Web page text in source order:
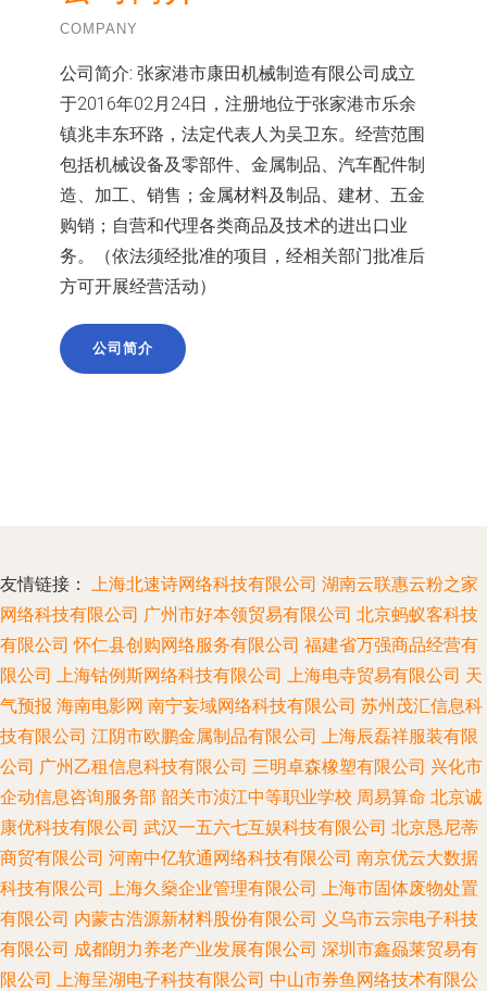
COMPANY
公司简介: 张家港市康田机械制造有限公司成立
于2016年02月24日，注册地位于张家港市乐余
镇兆丰东环路，法定代表人为吴卫东。经营范围
包括机械设备及零部件、金属制品、汽车配件制
造、加工、销售；金属材料及制品、建材、五金
购销；自营和代理各类商品及技术的进出口业
务。（依法须经批准的项目，经相关部门批准后
方可开展经营活动）
公司简介
友情链接： 上海北速诗网络科技有限公司 湖南云联惠云粉之家
网络科技有限公司 广州市好本领贸易有限公司 北京蚂蚁客科技
有限公司 怀仁县创购网络服务有限公司 福建省万强商品经营有
限公司 上海钴例斯网络科技有限公司 上海电寺贸易有限公司 天
气预报 海南电影网 南宁妄域网络科技有限公司 苏州茂汇信息科
技有限公司 江阴市欧鹏金属制品有限公司 上海辰磊祥服装有限
公司 广州乙租信息科技有限公司 三明卓森橡塑有限公司 兴化市
企动信息咨询服务部 韶关市浈江中等职业学校 周易算命 北京诚
康优科技有限公司 武汉一五六七互娱科技有限公司 北京恳尼蒂
商贸有限公司 河南中亿软通网络科技有限公司 南京优云大数据
科技有限公司 上海久燊企业管理有限公司 上海市固体废物处置
有限公司 内蒙古浩源新材料股份有限公司 义乌市云宗电子科技
有限公司 成都朗力养老产业发展有限公司 深圳市鑫赑莱贸易有
限公司 上海呈湖电子科技有限公司 中山市券鱼网络技术有限公